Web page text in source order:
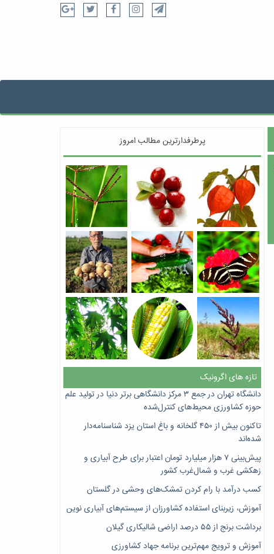
پرطرفدارترین مطالب امروز
تازه های اگرونیک
دانشگاه تهران در جمع ۳ مرکز دانشگاهی برتر دنیا در تولید علم
حوزه کشاورزی محیط‌های کنترل‌شده
تاکنون بیش از ۴۵۰ گلخانه و باغ استان یزد شناسنامه‌دار
شده‌اند
پیش‌بینی ۷‌ هزار میلیارد تومان اعتبار برای طرح آبیاری و
زهکشی غرب و شمال‌غرب کشور
کسب درآمد با رام کردن تمشک‌های وحشی در گلستان
آموزش، زیربنای استفاده کشاورزان از سیستم‌های آبیاری نوین
برداشت برنج از ۵۵ درصد اراضی شالیکاری گیلان
آموزش و ترویج مهم‌ترین برنامه جهاد کشاورزی